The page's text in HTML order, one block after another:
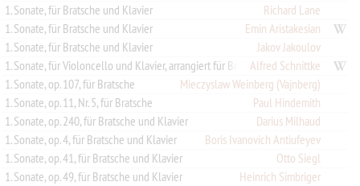
1. Sonate, für Bratsche und Klavier
Richard Lane
1. Sonate, für Bratsche und Klavier
Emin Aristakesian
1. Sonate, für Bratsche und Klavier
Jakov Jakoulov
1. Sonate, für Violoncello und Klavier, arrangiert für Bratsche und Streicher
Alfred Schnittke
1. Sonate, op. 107, für Bratsche
Mieczyslaw Weinberg (Vajnberg)
1. Sonate, op. 11, Nr. 5, für Bratsche
Paul Hindemith
1. Sonate, op. 240, für Bratsche und Klavier
Darius Milhaud
1. Sonate, op. 4, für Bratsche und Klavier
Boris Ivanovich Antiufeyev
1. Sonate, op. 41, für Bratsche und Klavier
Otto Siegl
1. Sonate, op. 49, für Bratsche und Klavier
Heinrich Simbriger